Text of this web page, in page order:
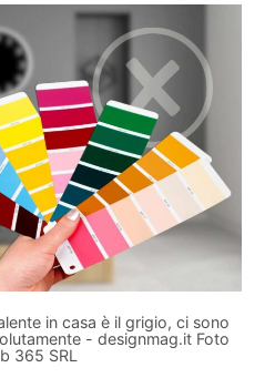
in casa è il grigio, ci sono
- designmag.it Foto
365 SRL